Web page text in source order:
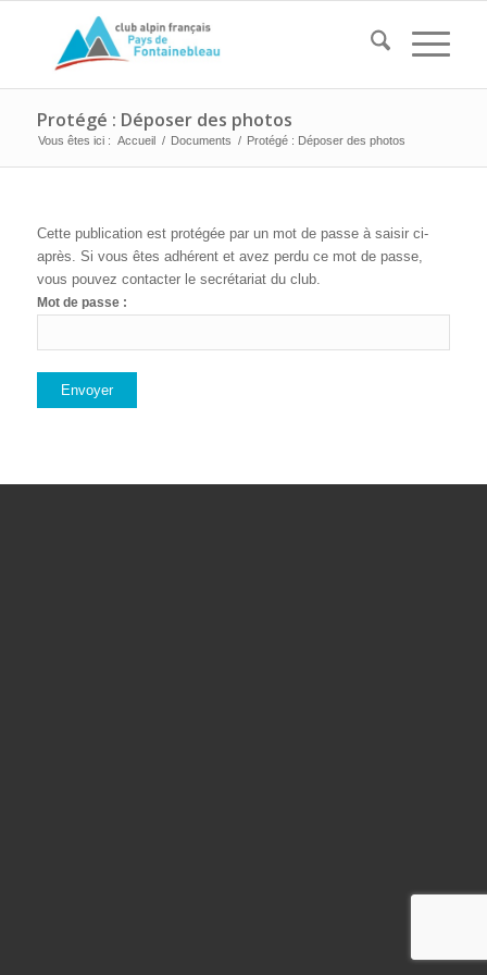
Protégé : Déposer des photos
Vous êtes ici : Accueil / Documents / Protégé : Déposer des photos
Cette publication est protégée par un mot de passe à saisir ci-
après. Si vous êtes adhérent et avez perdu ce mot de passe,
vous pouvez contacter le secrétariat du club.
Mot de passe :